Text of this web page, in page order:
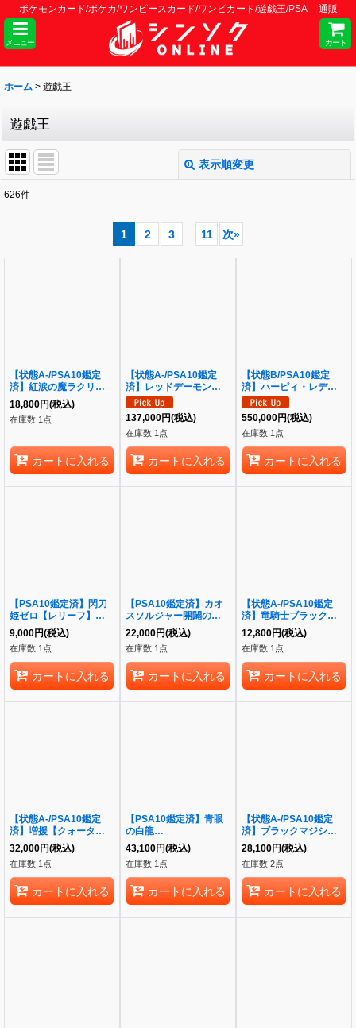
ポケモンカード/ポケカ/ワンピースカード/ワンピカード/遊戯王/PSA 通販
メニュー カート
ホーム > 遊戯王
遊戯王
表示順変更
626件
1 2 3 ... 11 次»
【状態A-/PSA10鑑定
済】紅涙の魔ラクリモー
サ【クォーターセンチュ
リーシークレット】
《25th》{ROTA-JP014}
18,800円(税込)
在庫数 1点
カートに入れる
【状態A-/PSA10鑑定
済】レッドデーモンズド
ラゴン【レリーフ】《レ
リーフ》{TDGS-JP041}
137,000円(税込)
在庫数 1点
カートに入れる
【状態B/PSA10鑑定
済】ハーピィ・レディ三
姉妹《-》{-}
550,000円(税込)
在庫数 1点
カートに入れる
【PSA10鑑定済】閃刀
姫ゼロ【レリーフ】《レ
リーフ》{DUAD-
JP049}
9,000円(税込)
在庫数 1点
カートに入れる
【PSA10鑑定済】カオ
スソルジャー開闢の使者
《クォーターセンチュリ
ーシークレット》
{25DS-JP002}
22,000円(税込)
在庫数 1点
カートに入れる
【状態A-/PSA10鑑定
済】竜騎士ブラック・マ
ジシャン・ガール(正面)
《プリズマティックシー
クレット》{PAC1-
JP023}
12,800円(税込)
在庫数 1点
カートに入れる
【状態A-/PSA10鑑定
済】増援【クォーターセ
ンチュリーシークレッ
ト】《クォーターセンチ
ュリー》{ART1-JP001}
32,000円(税込)
在庫数 1点
カートに入れる
【PSA10鑑定済】青眼
の白龍
『25thANNIVERSARY
ULTIMATEKAIBASET』
《シークレット》
{25thANNIVERSARYU
LTIMATEKAIBASET}
43,100円(税込)
在庫数 1点
カートに入れる
【状態A-/PSA10鑑定
済】ブラックマジシャン
(6正面/陣背景)《クォー
ターセンチュリーシーク
レット》{QCAC-
JP018}
28,100円(税込)
在庫数 2点
カートに入れる